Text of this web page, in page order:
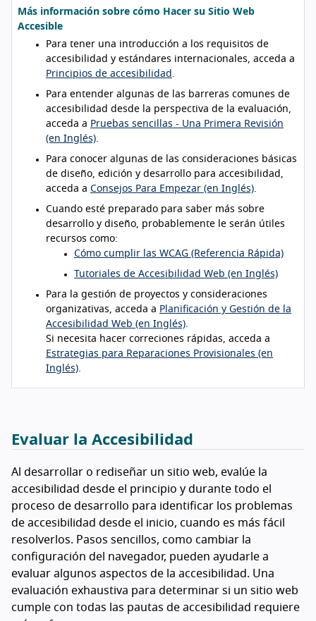
Más información sobre cómo Hacer su Sitio Web
Accesible
Para tener una introducción a los requisitos de
accesibilidad y estándares internacionales, acceda a
Principios de accesibilidad
Para entender algunas de las barreras comunes de
accesibilidad desde la perspectiva de la evaluación,
acceda a Pruebas sencillas - Una Primera Revisión
(en Inglés)
Para conocer algunas de las consideraciones básicas
de diseño, edición y desarrollo para accesibilidad,
acceda a Consejos Para Empezar (en Inglés)
Cuando esté preparado para saber más sobre
desarrollo y diseño, probablemente le serán útiles
recursos como:
Cómo cumplir las WCAG (Referencia Rápida)
Tutoriales de Accesibilidad Web (en Inglés)
Para la gestión de proyectos y consideraciones
organizativas, acceda a Planificación y Gestión de la
Accesibilidad Web (en Inglés)
Si necesita hacer correciones rápidas, acceda a
Estrategias para Reparaciones Provisionales (en
Inglés)
Evaluar la Accesibilidad
Al desarrollar o rediseñar un sitio web, evalúe la
accesibilidad desde el principio y durante todo el
proceso de desarrollo para identificar los problemas
de accesibilidad desde el inicio, cuando es más fácil
resolverlos. Pasos sencillos, como cambiar la
configuración del navegador, pueden ayudarle a
evaluar algunos aspectos de la accesibilidad. Una
evaluación exhaustiva para determinar si un sitio web
cumple con todas las pautas de accesibilidad requiere